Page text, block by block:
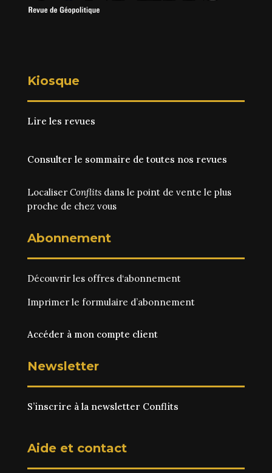
Kiosque
Lire les revues
Consulter le sommaire de toutes nos revues
Localiser Conflitsdans le point de vente le plus
proche de chez vous
Abonnement
Découvrir les offres d‘abonnement
Imprimer le formulaire d’abonnement
Accéder à mon compte client
Newsletter
S’inscrire à la newsletter Conflits
Aide et contact